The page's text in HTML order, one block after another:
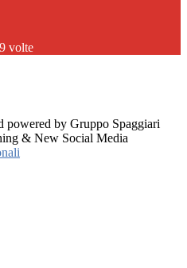
volte
powered by Gruppo Spaggiari
& New Social Media